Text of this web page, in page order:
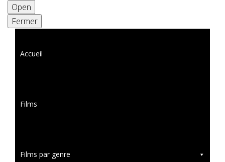
Open
Fermer
Accueil
Films
Films par genre